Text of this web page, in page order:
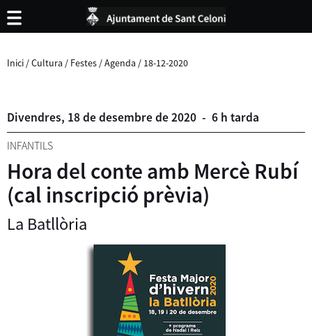
Inici /Cultura / Festes /Agenda / 18-12-2020
Divendres, 18dedesembrede2020 - 6 h tarda
INFANTILS
Hora del conte amb Mercè Rubí
(cal inscripció prèvia)
La Batllòria